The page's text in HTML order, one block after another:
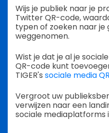
Wijs je publiek naar je
Twitter QR-code,
typen of zoeken naar
weggenomen.
Wist je dat je al je
QR-code kunt
TIGER's sociale media
Vergroot uw
verwijzen naar een
sociale mediaplatforms